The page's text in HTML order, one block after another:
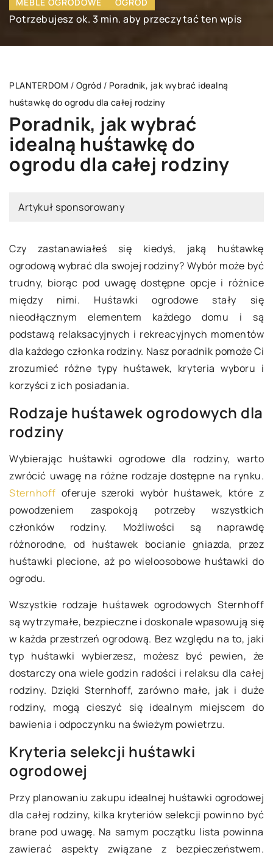
Potrzebujesz ok. 3 min. aby przeczytać ten wpis
PLANTERDOM / Ogród / Poradnik, jak wybrać idealną
huśtawkę do ogrodu dla całej rodziny
Poradnik, jak wybrać
idealną huśtawkę do
ogrodu dla całej rodziny
Artykuł sponsorowany
Czy zastanawiałeś się kiedyś, jaką huśtawkę
ogrodową wybrać dla swojej rodziny? Wybór może być
trudny, biorąc pod uwagę dostępne opcje i różnice
między nimi. Huśtawki ogrodowe stały się
nieodłącznym elementem każdego domu i są
podstawą relaksacyjnych i rekreacyjnych momentów
dla każdego członka rodziny. Nasz poradnik pomoże Ci
zrozumieć różne typy huśtawek, kryteria wyboru i
korzyści z ich posiadania.
Rodzaje huśtawek ogrodowych dla
rodziny
Wybierając huśtawki ogrodowe dla rodziny, warto
zwrócić uwagę na różne rodzaje dostępne na rynku.
Sternhoff oferuje szeroki wybór huśtawek, które z
powodzeniem zaspokoją potrzeby wszystkich
członków rodziny. Możliwości są naprawdę
różnorodne, od huśtawek bocianie gniazda, przez
huśtawki plecione, aż po wieloosobowe huśtawki do
ogrodu.
Wszystkie rodzaje huśtawek ogrodowych Sternhoff
są wytrzymałe, bezpieczne i doskonale wpasowują się
w każda przestrzeń ogrodową. Bez względu na to, jaki
typ huśtawki wybierzesz, możesz być pewien, że
dostarczy ona wiele godzin radości i relaksu dla całej
rodziny. Dzięki Sternhoff, zarówno małe, jak i duże
rodziny, mogą cieszyć się idealnym miejscem do
bawienia i odpoczynku na świeżym powietrzu.
Kryteria selekcji huśtawki
ogrodowej
Przy planowaniu zakupu idealnej huśtawki ogrodowej
dla całej rodziny, kilka kryteriów selekcji powinno być
brane pod uwagę. Na samym początku lista powinna
zawierać aspekty związane z bezpieczeństwem.